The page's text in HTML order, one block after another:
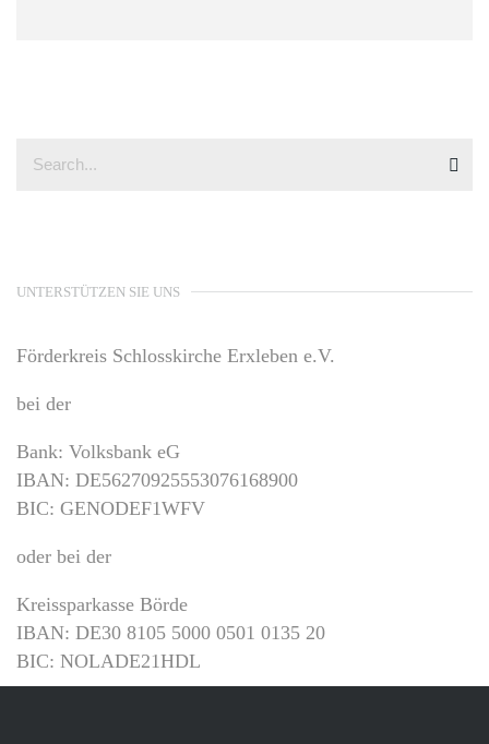
UNTERSTÜTZEN SIE UNS
Förderkreis Schlosskirche Erxleben e.V.
bei der
Bank: Volksbank eG
IBAN: DE56270925553076168900
BIC: GENODEF1WFV
oder bei der
Kreissparkasse Börde
IBAN: DE30 8105 5000 0501 0135 20
BIC: NOLADE21HDL